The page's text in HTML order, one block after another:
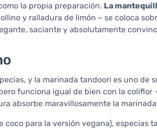
la propia preparación. La
y ralladura de limón – se coloca
saciante y absolutamente
y la marinada tandoori es uno de
funciona igual de bien con la coliflor
absorbe maravillosamente la
coco para la versión vegana), especias